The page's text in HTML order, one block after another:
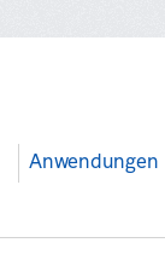
Anwendungen